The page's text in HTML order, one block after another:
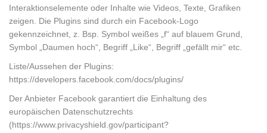
Interaktionselemente oder Inhalte wie Videos, Texte, Grafiken
zeigen. Die Plugins sind durch ein Facebook-Logo
gekennzeichnet, z. Bsp. Symbol weißes „f“ auf blauem Grund,
Symbol „Daumen hoch“, Begriff „Like“, Begriff „gefällt mir“ etc.
Liste/Aussehen der Plugins:
https://developers.facebook.com/docs/plugins/
Der Anbieter Facebook garantiert die Einhaltung des
europäischen Datenschutzrechts
(https://www.privacyshield.gov/participant?